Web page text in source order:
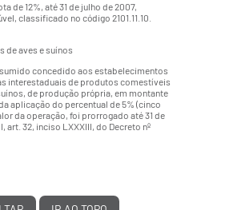
de 12%, até 31 de julho de 2007,
classificado no código 2101.11.10.
de aves e suínos
concedido aos estabelecimentos
interestaduais de produtos comestíveis
de produção própria, em montante
aplicação do percentual de 5% (cinco
da operação, foi prorrogado até 31 de
art. 32, inciso LXXXIII, do Decreto nº